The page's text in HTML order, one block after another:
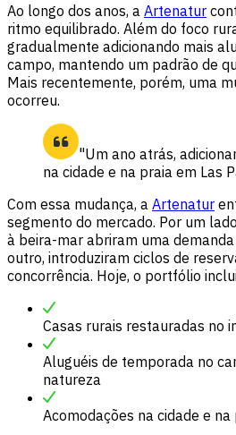
Ao longo dos anos, a Artenatur
ritmo equilibrado. Além do foco
gradualmente adicionando mais
campo, mantendo um padrão de
Mais recentemente, porém, uma
ocorreu.
"Um ano atrás,
na cidade e na praia em Las
Com essa mudança, a Artenatur
segmento do mercado. Por um
à beira-mar abriram uma
outro, introduziram ciclos de
concorrência. Hoje, o portfólio
Casas rurais restauradas no
Aluguéis de temporada no
natureza
Acomodações na cidade e